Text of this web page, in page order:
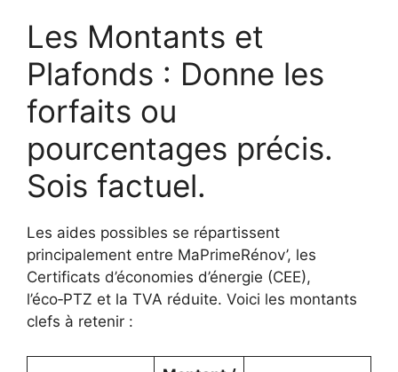
Les Montants et
Plafonds : Donne les
forfaits ou
pourcentages précis.
Sois factuel.
Les aides possibles se répartissent
principalement entre MaPrimeRénov’, les
Certificats d’économies d’énergie (CEE),
l’éco‑PTZ et la TVA réduite. Voici les montants
clefs à retenir :